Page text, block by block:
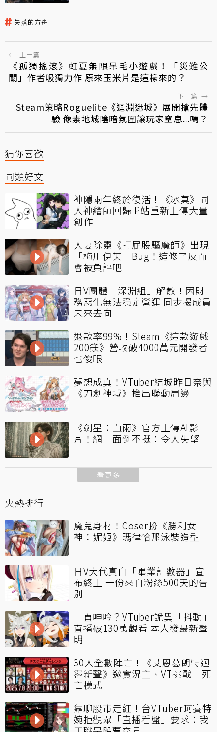
失落的方舟
← 上一篇
《孤獨搖滾》虹夏無限呆毛小遊戲！「災難公
關」作者吸獨力作 原來玉米片是這樣來的？
下一篇 →
Steam策略Roguelite《迴淵迷城》展開搶先體
驗 像素地城陰暗氛圍讓玩家窒息...嗎？
猜你喜歡
同類好文
神隱兩年終於復活！《冰菓》同
人神繪師回歸 P站重新上傳大量
創作
人妻除靈《打屁股驅魔師》出現
「梅川伊芙」Bug！這修了反而
會被負評吧
日V團體「深淵組」解散！因財
務惡化無法穩定營運 同步揭成員
未來去向
退款率99%！Steam《這款遊戲
200鎂》營收破4000萬元開發者
也傻眼
夢想成真！VTuber結城昨日奈與
《刀劍神域》推出聯動周邊
《劍星：血雨》官方上傳AI影
片！網一面倒不挺：令人失望
看更多
火熱排行
魔鬼身材！Coser扮《勝利女
神：妮姬》瑪律恰那泳裝造型
日V大代真白「畢業計數器」宣
布終止 一份來自粉絲500天的告
別
一直呻吟？VTuber詭異「抖動」
直播破130萬觀看 本人發最新聲
明
30人全數陣亡！《艾恩葛朗特迴
盪新聲》邀實況主、VT挑戰「死
亡模式」
靠聊股市走紅！台VTuber珂賽特
婉拒觀眾「直播看盤」要求：我